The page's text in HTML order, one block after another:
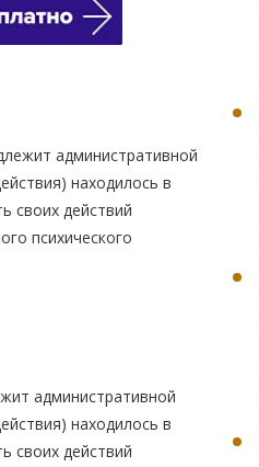
административной
находилось в
своих действий
психического
административной
находилось в
своих действий